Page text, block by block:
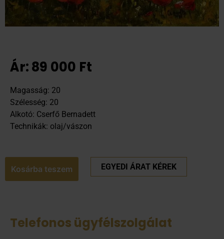
Ár:89 000 Ft
Magasság: 20
Szélesség: 20
Alkotó: Cserfő Bernadett
Technikák: olaj/vászon
Kosárba teszem EGYEDI ÁRAT KÉREK
Telefonos ügyfélszolgálat